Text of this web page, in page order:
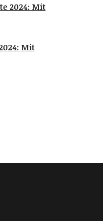
2024: Mit
Mit